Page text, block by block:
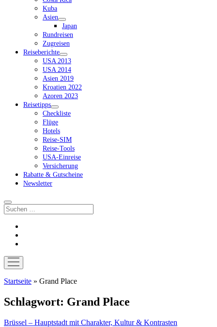
Kuba
Asien
Dropdown-
Menü
öffnen
Japan
Rundreisen
Zugreisen
Reiseberichte
Dropdown-
Menü
öffnen
USA 2013
USA 2014
Asien 2019
Kroatien 2022
Azoren 2023
Reisetipps
Dropdown-
Menü
öffnen
Checkliste
Flüge
Hotels
Reise-SIM
Reise-Tools
USA-Einreise
Versicherung
Rabatte & Gutscheine
Newsletter
Suchen
Menü
öffnen
Startseite » Grand Place
Schlagwort: Grand Place
Brüssel – Hauptstadt mit Charakter, Kultur & Kontrasten